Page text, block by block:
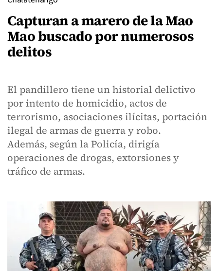
Capturan a marero de la Mao
Mao buscado por numerosos
delitos
El pandillero tiene un historial delictivo
por intento de homicidio, actos de
terrorismo, asociaciones ilícitas, portación
ilegal de armas de guerra y robo.
Además, según la Policía, dirigía
operaciones de drogas, extorsiones y
tráfico de armas.